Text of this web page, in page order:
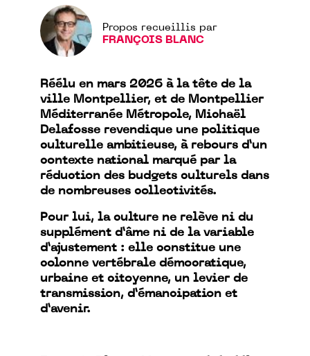
Propos recueillis par
FRANÇOIS BLANC
Réélu en mars 2026 à la tête de la
ville Montpellier, et de Montpellier
Méditerranée Métropole, Michaël
Delafosse revendique une politique
culturelle ambitieuse, à rebours d’un
contexte national marqué par la
réduction des budgets culturels dans
de nombreuses collectivités.
Pour lui, la culture ne relève ni du
supplément d’âme ni de la variable
d’ajustement : elle constitue une
colonne vertébrale démocratique,
urbaine et citoyenne, un levier de
transmission, d’émancipation et
d’avenir.